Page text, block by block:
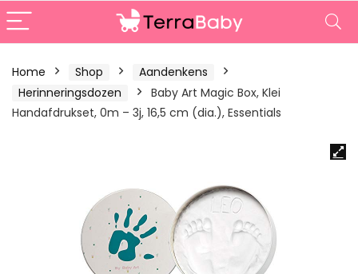
Home Shop
Aandenkens
Herinneringsdozen
Baby Art Magic Box, Klei
Handafdrukset, 0m – 3j, 16,5 cm (dia.), Essentials